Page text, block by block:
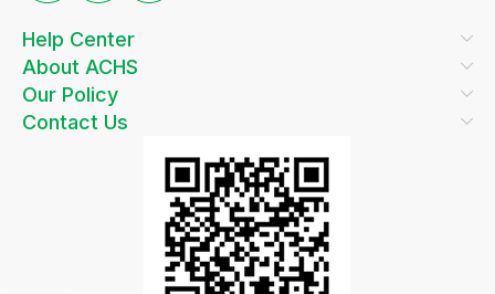
Help Center
About ACHS
Our Policy
Contact Us